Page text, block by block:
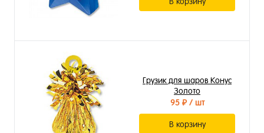
Грузик для шаров Конус
Золото
95 ₽/ шт
В корзину